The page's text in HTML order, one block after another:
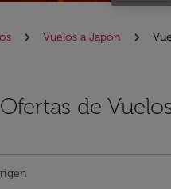
Vuelos a Japón
de